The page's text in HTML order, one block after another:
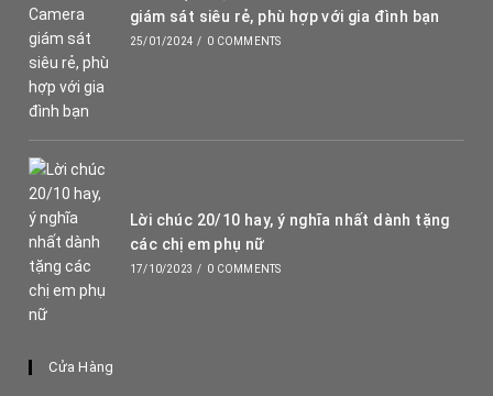
giám sát siêu rẻ, phù hợp với gia đình bạn
25/01/2024 / 0 COMMENTS
Lời chúc 20/10 hay, ý nghĩa nhất dành tặng
các chị em phụ nữ
17/10/2023 / 0 COMMENTS
Cửa Hàng